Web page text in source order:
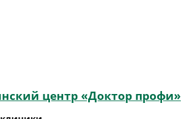
центр «Доктор профи»